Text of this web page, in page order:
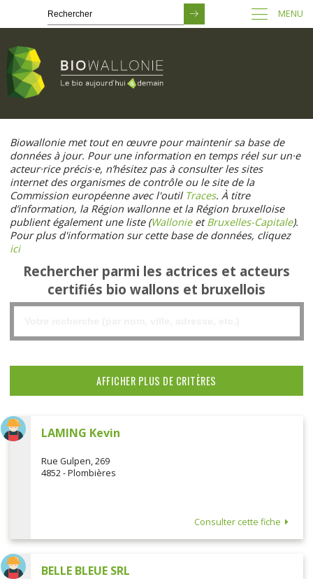
contenu
principal
MENU
Biowallonie met tout en œuvre pour maintenir sa base de
données à jour. Pour une information en temps réel sur un·e
acteur·rice précis·e, n’hésitez pas à consulter les sites
internet des organismes de contrôle ou le site de la
Commission européenne avec l'outil Traces. À titre
d’information, la Région wallonne et la Région bruxelloise
publient également une liste (WallonieetBruxelles-Capitale).
Pour plus d'information sur cette base de données, cliquez
ici
Rechercher parmi les actrices et acteurs
certifiés bio wallons et bruxellois
LAMING Kevin
Rue Gulpen, 269
4852 - Plombières
Consulter cette fiche
BELLE BLEUE SRL
AFFICHER PLUS DE CRITÈRES